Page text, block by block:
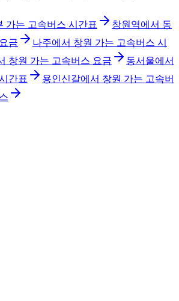
가는 고속버스 시간표
창원역에서 동
금
나주에서 창원 가는 고속버스 시
창원 가는 고속버스 요금
동서울에서
간표
용인신갈에서 창원 가는 고속버